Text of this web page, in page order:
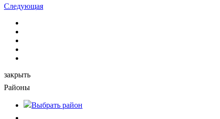
Следующая
закрыть
Районы
Выбрать район